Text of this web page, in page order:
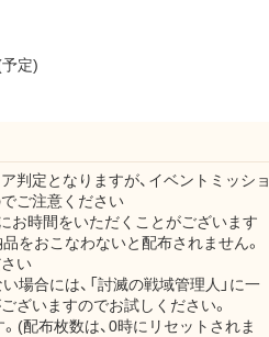
定)
定となりますが、イベントミッショ
ご注意ください
お時間をいただくことがございます
をおこなわないと配布されません。
い
場合には、「討滅の戦域管理人」に一
ざいますのでお試しください。
(配布枚数は、0時にリセットされま